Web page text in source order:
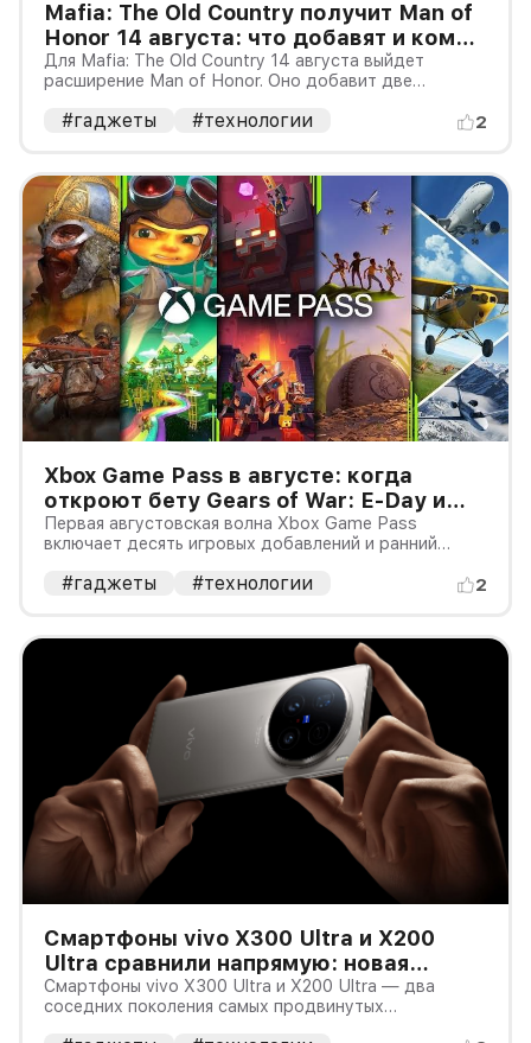
Mafia: The Old Country получит Man of
Honor 14 августа: что добавят и кому
нужна базовая игра
Для Mafia: The Old Country 14 августа выйдет
расширение Man of Honor. Оно добавит две
режима Free Ride: задания, испытания,
#гаджеты #технологии 2
Xbox Game Pass в августе: когда
откроют бету Gears of War: E-Day и
какие игры добавят
Первая августовская волна Xbox Game Pass
включает десять игровых добавлений и ранний
Подписчики Game Pass Ultimate и PC Game Pass
#гаджеты #технологии 2
Смартфоны vivo X300 Ultra и X200
Ultra сравнили напрямую: новая
камера не всегда стоит доплаты
Смартфоны vivo X300 Ultra и X200 Ultra — два
соседних поколения самых продвинутых